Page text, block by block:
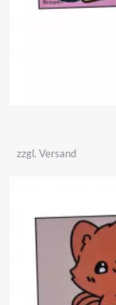
zzgl. Versand